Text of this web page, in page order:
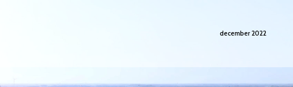
december 2022